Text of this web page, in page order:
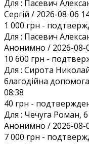
Для : Пасевич
Сергій / 2026-08-06
1 000 грн -
Для : Пасевич
Анонимно / 2026-08-
10 600 грн -
Для : Сирота
благодійна
08:38
40 грн -
Для : Чечуга Роман,
Анонимно / 2026-08-
7 000 грн -